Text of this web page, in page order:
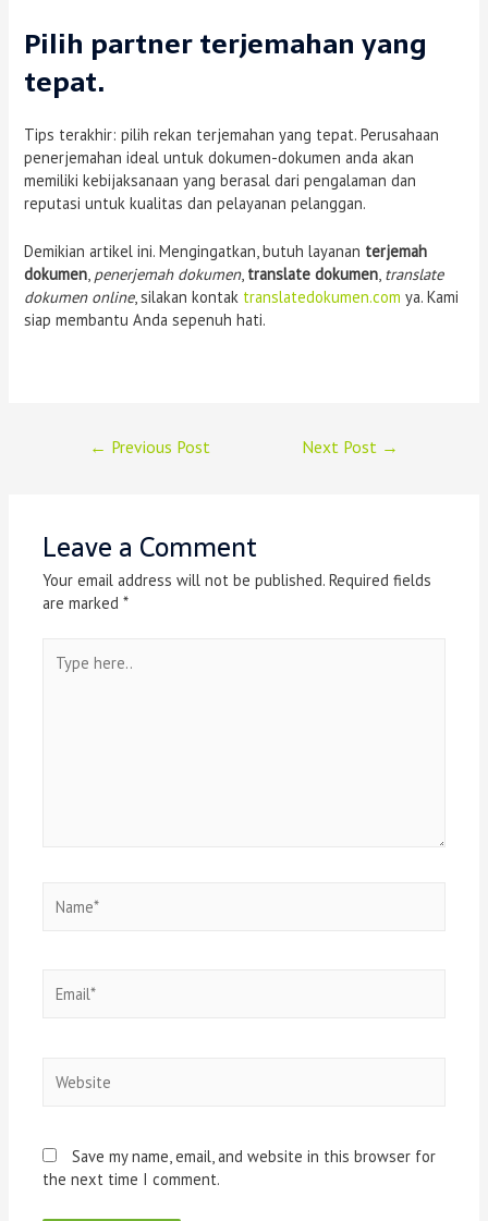
Pilih partner terjemahan yang
tepat.
Tips terakhir: pilih rekan terjemahan yang tepat. Perusahaan
penerjemahan ideal untuk dokumen-dokumen anda akan
memiliki kebijaksanaan yang berasal dari pengalaman dan
reputasi untuk kualitas dan pelayanan pelanggan.
Demikian artikel ini. Mengingatkan, butuh layanan terjemah
dokumen, penerjemah dokumen, translate dokumen, translate
dokumen online, silakan kontak translatedokumen.com ya. Kami
siap membantu Anda sepenuh hati.
← Previous Post Next Post →
Leave a Comment
Your email address will not be published. Required fields
are marked*
Save my name, email, and website in this browser for
the next time I comment.